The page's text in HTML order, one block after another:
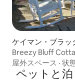
ケイマン・ブラッ
Breezy Bluff
屋外スペース · 状
ペットと